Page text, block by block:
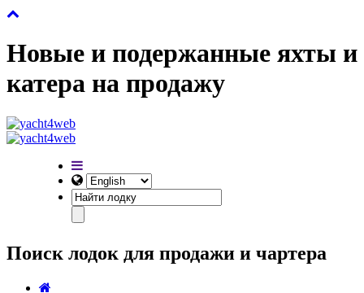
Новые и подержанные яхты и
катера на продажу
Поиск лодок для продажи и чартера